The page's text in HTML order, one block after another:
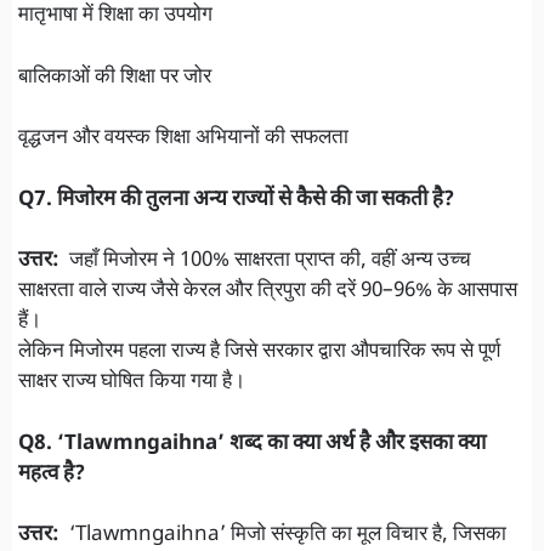
मातृभाषा में शिक्षा का उपयोग
बालिकाओं की शिक्षा पर जोर
वृद्धजन और वयस्क शिक्षा अभियानों की सफलता
Q7. मिजोरम की तुलना अन्य राज्यों से कैसे की जा सकती है?
उत्तर:जहाँ मिजोरम ने 100% साक्षरता प्राप्त की, वहीं अन्य उच्च
साक्षरता वाले राज्य जैसे केरल और त्रिपुरा की दरें 90–96% के आसपास
हैं।
लेकिन मिजोरम पहला राज्य है जिसे सरकार द्वारा औपचारिक रूप से पूर्ण
साक्षर राज्य घोषित किया गया है।
Q8. ‘Tlawmngaihna’ शब्द का क्या अर्थ है और इसका क्या
महत्व है?
उत्तर: ‘Tlawmngaihna’ मिजो संस्कृति का मूल विचार है, जिसका